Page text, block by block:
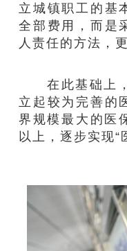
立城镇职工的基
全部费用，而是
人责任的方法，
在此基础上，
立起较为完善的
界规模最大的医
以上，逐步实现“